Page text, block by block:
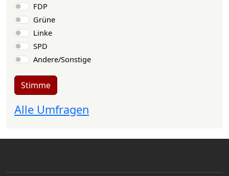
FDP
Grüne
Linke
SPD
Andere/Sonstige
Stimme
Alle Umfragen